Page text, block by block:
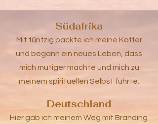
Südafrika
Mit fünfzig packte ich meine Koffer
und begann ein neues Leben, dass
mich mutiger machte und mich zu
meinem spirituellen Selbst führte.
Deutschland
Hier gab ich meinem Weg mit Branding